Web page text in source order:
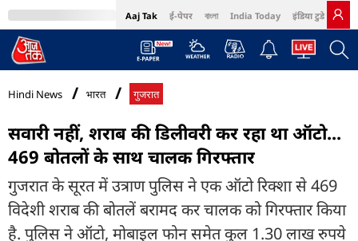
Aaj Tak ई-पेपर বাংলা India Today इंडिया टुडे हिंदी
MumbaiTak Cosmopolitan Harper's Bazaar Northeast
Hindi News भारत गुजरात
सवारी नहीं, शराब की डिलीवरी कर रहा था ऑटो...
469 बोतलों के साथ चालक गिरफ्तार
गुजरात के सूरत में उत्राण पुलिस ने एक ऑटो रिक्शा से 469
विदेशी शराब की बोतलें बरामद कर चालक को गिरफ्तार किया
है. पुलिस ने ऑटो, मोबाइल फोन समेत कुल 1.30 लाख रुपये